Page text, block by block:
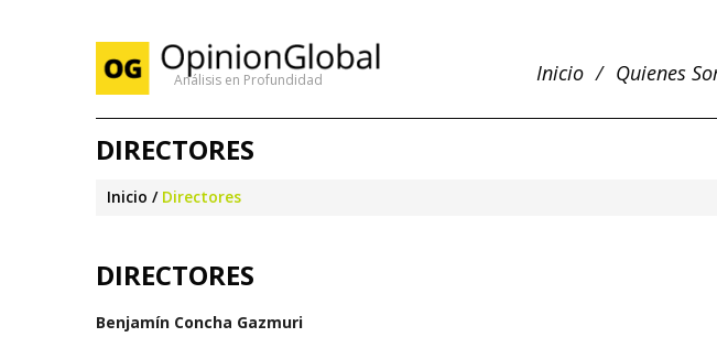
Análisis en Profundidad Inicio Quienes
DIRECTORES
Inicio Directores
DIRECTORES
Benjamín Concha Gazmuri